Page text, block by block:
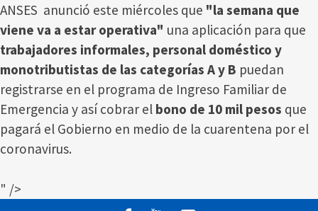
ANSES anunció este miércoles que "la semana que
viene va a estar operativa" una aplicación para que
trabajadores informales, personal doméstico y
monotributistas de las categorías A y B puedan
registrarse en el programa de Ingreso Familiar de
Emergencia y así cobrar el bono de 10 mil pesos que
pagará el Gobierno en medio de la cuarentena por el
coronavirus.
" />